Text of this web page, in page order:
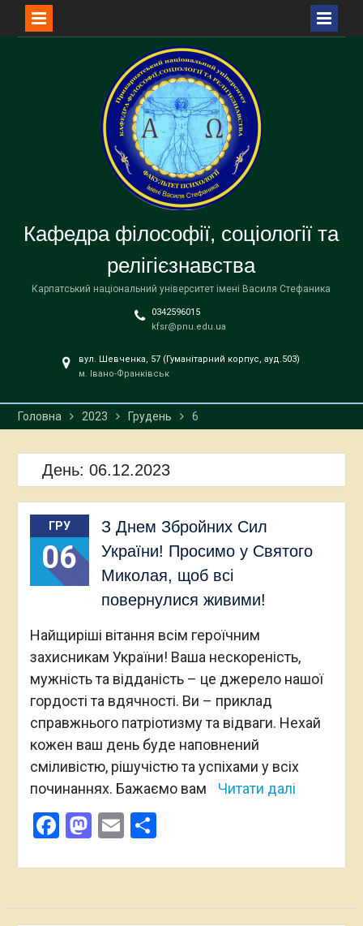
Кафедра філософії, соціології та
релігієзнавства
Карпатський національний університет імені Василя Стефаника
0342596015
kfsr@pnu.edu.ua
вул. Шевченка, 57 (Гуманітарний корпус, ауд.503)
м. Івано-Франківськ
Головна 2023 Грудень 6
День: 06.12.2023
ГРУ
06
З Днем Збройних Сил
України! Просимо у Святого
Миколая, щоб всі
повернулися живими!
Найщиріші вітання всім героїчним
захисникам України! Ваша нескореність,
мужність та відданість – це джерело нашої
гордості та вдячності. Ви – приклад
справжнього патріотизму та відваги. Нехай
кожен ваш день буде наповнений
сміливістю, рішучістю та успіхами у всіх
починаннях. Бажаємо вам
Читати далі
Facebook
Mastodon
EmailПоділитися